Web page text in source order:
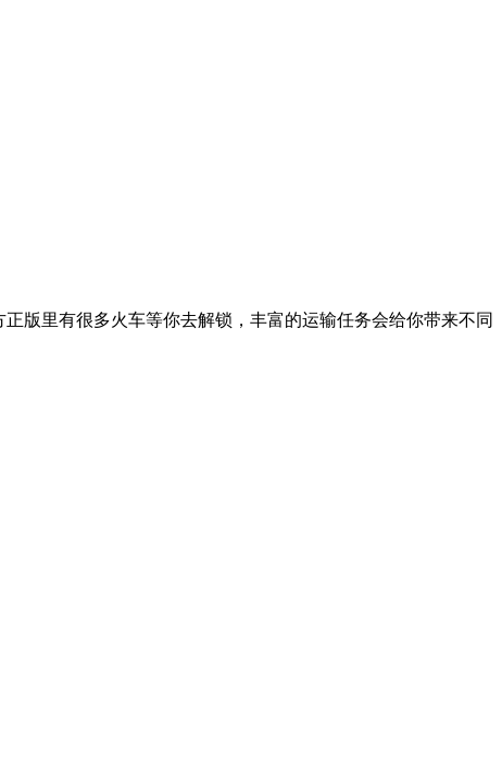
版里有很多火车等你去解锁，丰富的运输任务会给你带来不同